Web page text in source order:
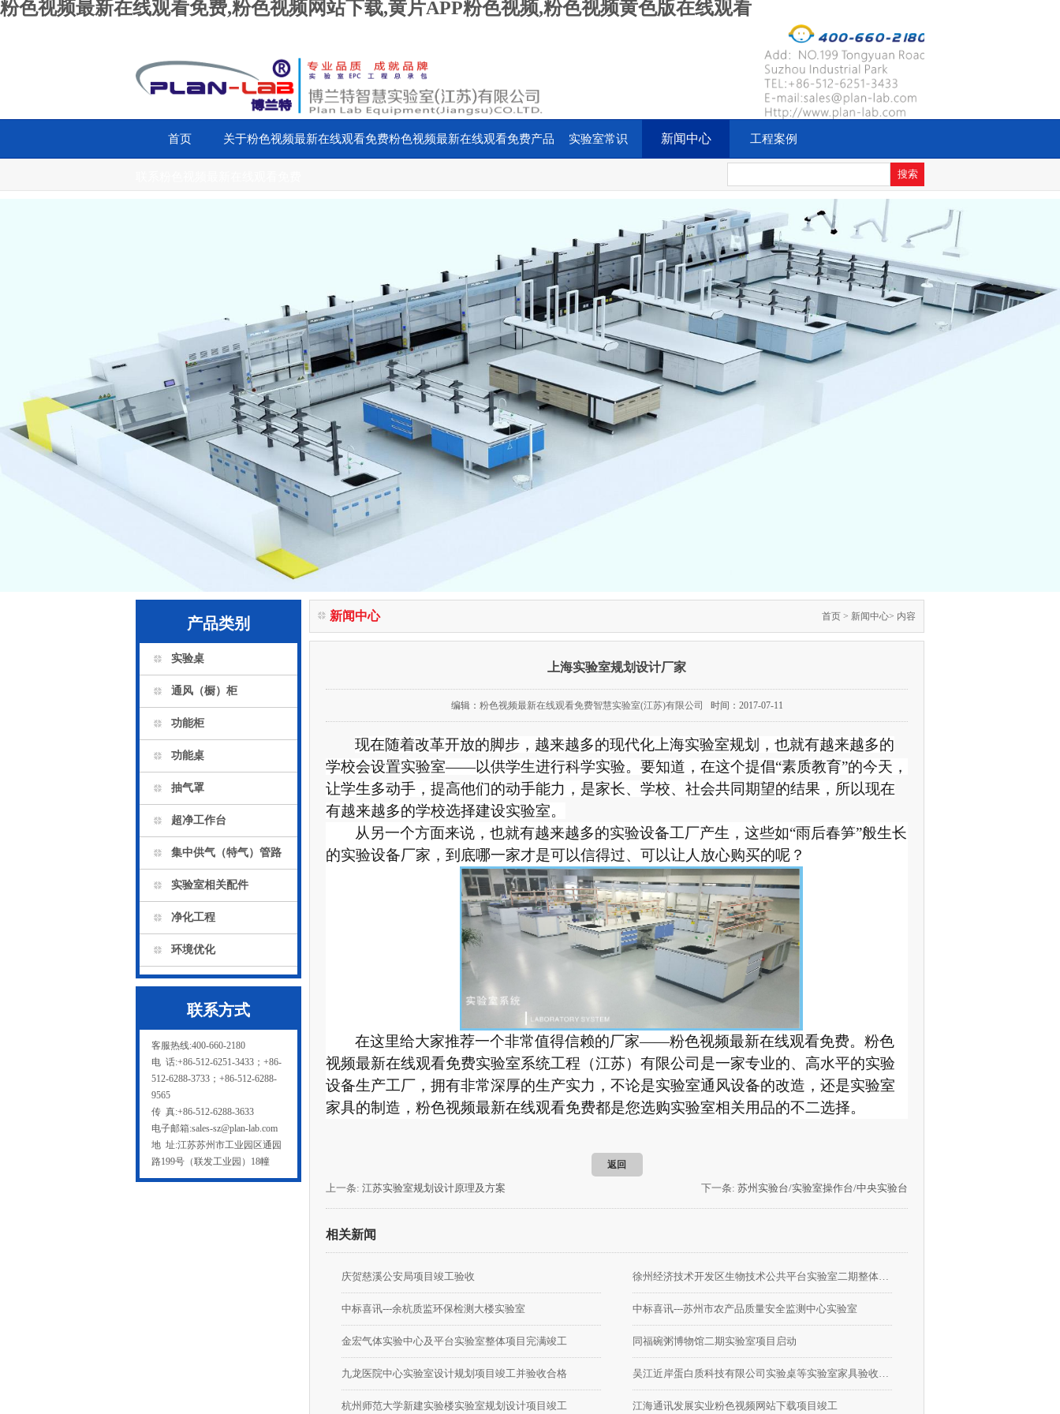
粉色视频最新在线观看免费,粉色视频网站下载,黄片APP粉色视频,粉色视频黄色版在线观看
服务热线：
首页 关于粉色视频最新在线观看免费粉色视频最新在线观看免费产品 实验室常识 新闻中心 工程案例
产品类别
实验桌
通风（橱）柜
功能柜
功能桌
抽气罩
超净工作台
集中供气（特气）管路
实验室相关配件
净化工程
环境优化
联系方式
客服热线:400-660-2180
电 话:+86-512-6251-3433；+86-
512-6288-3733；+86-512-6288-
9565
传 真:+86-512-6288-3633
电子邮箱:sales-sz@plan-lab.com
地 址:江苏苏州市工业园区通园
路199号（联发工业园）18幢
新闻中心 首页 > 新闻中心> 内容
上海实验室规划设计厂家
编辑： 粉色视频最新在线观看免费智慧实验室(江苏)有限公司 时间：2017-07-11
现在随着改革开放的脚步，越来越多的现代化上海实验室规划，也就有越来越多的
学校会设置实验室――以供学生进行科学实验。要知道，在这个提倡“素质教育”的今天，
让学生多动手，提高他们的动手能力，是家长、学校、社会共同期望的结果，所以现在
有越来越多的学校选择建设实验室。
从另一个方面来说，也就有越来越多的实验设备工厂产生，这些如“雨后春笋”般生长
的实验设备厂家，到底哪一家才是可以信得过、可以让人放心购买的呢？
在这里给大家推荐一个非常值得信赖的厂家——粉色视频最新在线观看免费。粉色
视频最新在线观看免费实验室系统工程（江苏）有限公司是一家专业的、高水平的实验
设备生产工厂，拥有非常深厚的生产实力，不论是实验室通风设备的改造，还是实验室
家具的制造，粉色视频最新在线观看免费都是您选购实验室相关用品的不二选择。
返回
上一条: 江苏实验室规划设计原理及方案 下一条: 苏州实验台/实验室操作台/中央实验台
相关新闻
庆贺慈溪公安局项目竣工验收
中标喜讯---余杭质监环保检测大楼实验室 中标喜讯---苏州市农产品质量安全监测中心实验室
金宏气体实验中心及平台实验室整体项目完满竣工 同福碗粥博物馆二期实验室项目启动
九龙医院中心实验室设计规划项目竣工并验收合格
杭州师范大学新建实验楼实验室规划设计项目竣工 江海通讯发展实业粉色视频网站下载项目竣工